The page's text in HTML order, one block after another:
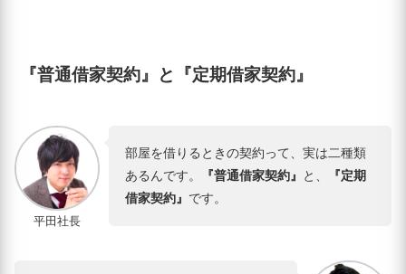
『普通借家契約』と『定期借家契約』
平田社長
部屋を借りるときの契約って、実は二種類
あるんです。
『普通借家契約』 と、
『定期
借家契約』 です。